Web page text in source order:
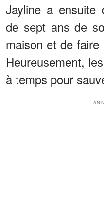
Jayline a
de sept ans de
maison et de
Heureusement,
à temps pour